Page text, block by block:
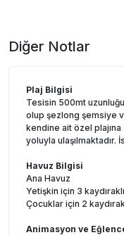
Diğer Notlar
Plaj Bilgisi
Tesisin 500mt
olup şezlong şemsiye
kendine ait özel
yoluyla ulaşılmaktadır.
Havuz Bilgisi
Ana Havuz
Yetişkin için 3
Çocuklar için 2
Animasyon ve